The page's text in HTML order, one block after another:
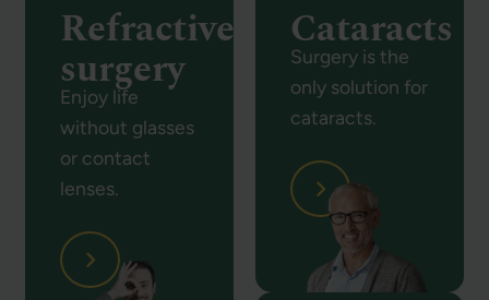
Refractive
surgery
Enjoy life
without glasses
or contact
lenses.
Cataracts
Surgery is the
only solution for
cataracts.